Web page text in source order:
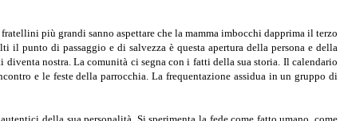
più grandi sanno aspettare che la mamma imbocchi dapprima il terzo
punto di passaggio e di salvezza è questa apertura del­la persona e della
nostra. La comunità ci segna con i fatti della sua storia. Il calendario
e le feste della parrocchia. La frequentazione assidua in un gruppo di